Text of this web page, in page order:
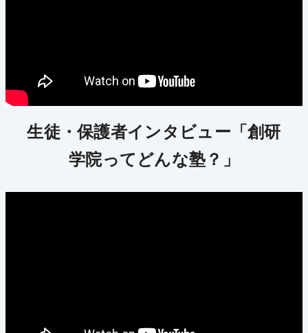
生徒・保護者インタビュー「創研
学院ってどんな塾？」